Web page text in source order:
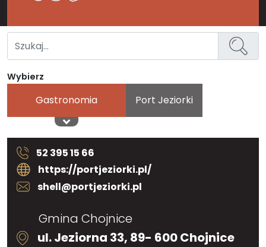
Wybierz
Gastronomia Port Jeziorki
52 395 15 66
https://portjeziorki.pl/
shell@portjeziorki.pl
Gmina Chojnice
ul. Jeziorna 33, 89- 600 Chojnice